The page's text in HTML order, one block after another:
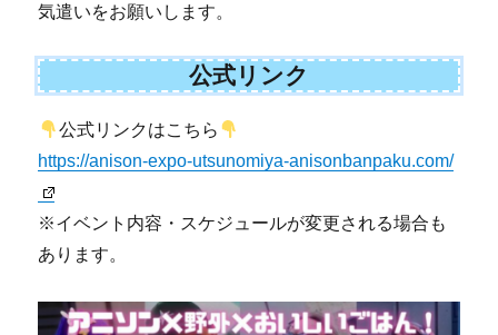
気遣いをお願いします。
公式リンク
公式リンクはこちら
https://anison-expo-utsunomiya-anisonbanpaku.com/
※イベント内容・スケジュールが変更される場合も
あります。